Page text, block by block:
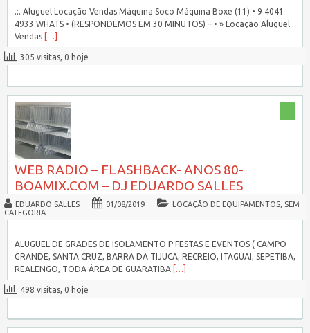
.:. Aluguel Locação Vendas Máquina Soco Máquina Boxe (11) • 9 4041
4933 WHATS • (RESPONDEMOS EM 30 MINUTOS) – • » Locação Aluguel
Vendas
[…]
305 visitas, 0 hoje
WEB RADIO – FLASHBACK- ANOS 80-
BOAMIX.COM – DJ EDUARDO SALLES
EDUARDO SALLES 01/08/2019 LOCAÇÃO DE EQUIPAMENTOS, SEM
CATEGORIA
ALUGUEL DE GRADES DE ISOLAMENTO P FESTAS E EVENTOS ( CAMPO
GRANDE, SANTA CRUZ, BARRA DA TIJUCA, RECREIO, ITAGUAI, SEPETIBA,
REALENGO, TODA ÁREA DE GUARATIBA
[…]
498 visitas, 0 hoje